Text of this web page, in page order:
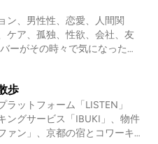
方と京都を拠点に働く方が交
います。 1泊の観光目的の利用
長期滞在される方にも好評い
web: https://unknown.kyoto/ .
ン、男性性、恋愛、人間関
ケア、孤独、性欲、会社、友
ーがその時々で気になったテ
、2017〜2024年「恋
し」(ニコ生→Podcast)を配信
田隆之(文筆業)、森田(会社
員)、さとう(会社員)の４人で
歩
ラットフォーム「LISTEN」
ングサービス「IBUKI」、物件
ァン」、京都の宿とコワーキ